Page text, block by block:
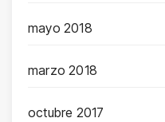
mayo 2018
marzo 2018
octubre 2017